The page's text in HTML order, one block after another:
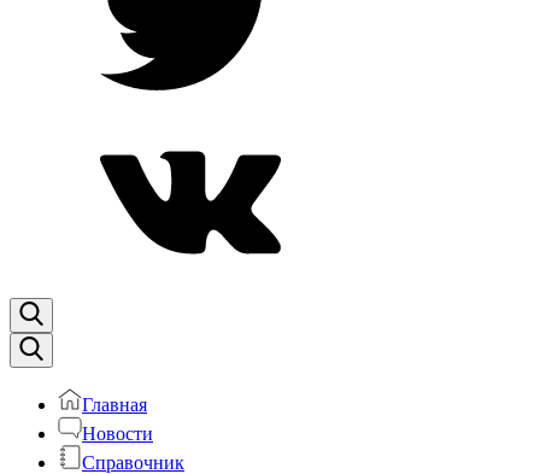
Главная
Новости
Справочник